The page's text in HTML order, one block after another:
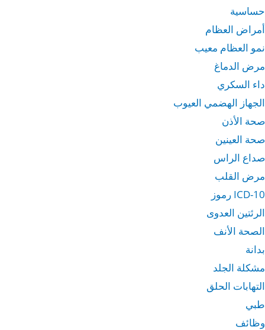
حساسية
أمراض العظام
نمو العظام معيب
مرض الدماغ
داء السكري
الجهاز الهضمي العيوب
صحة الأذن
صحة العينين
صداع الراس
مرض القلب
ICD-10 رموز
الرئتين العدوى
الصحة الأنف
بدانة
مشكلة الجلد
التهابات الحلق
طبي
وظائف